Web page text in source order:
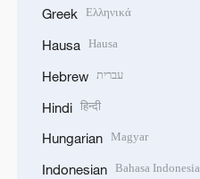
Greek Ελληνικά
Hausa Hausa
Hebrew עברית
Hindi हिन्दी
Hungarian Magyar
Indonesian Bahasa Indonesia